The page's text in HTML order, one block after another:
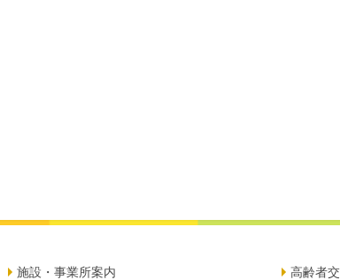
施設・事業所案内
高齢者